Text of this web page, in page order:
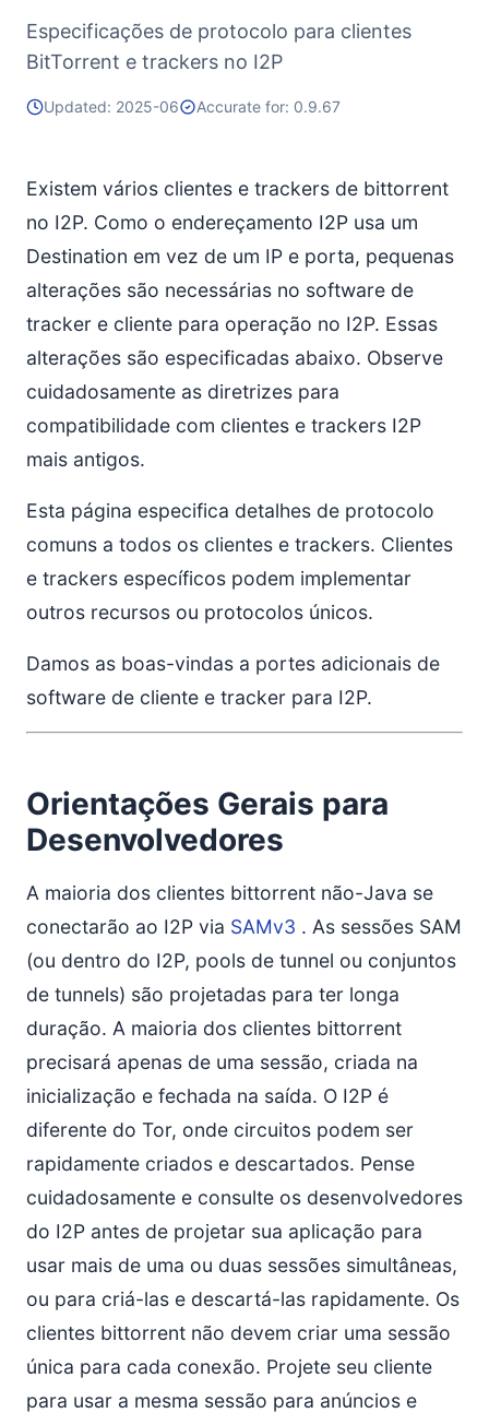
Especificações de protocolo para clientes
BitTorrent e trackers no I2P
Updated: 2025-06 Accurate for: 0.9.67
Existem vários clientes e trackers de bittorrent
no I2P. Como o endereçamento I2P usa um
Destination em vez de um IP e porta, pequenas
alterações são necessárias no software de
tracker e cliente para operação no I2P. Essas
alterações são especificadas abaixo. Observe
cuidadosamente as diretrizes para
compatibilidade com clientes e trackers I2P
mais antigos.
Esta página especifica detalhes de protocolo
comuns a todos os clientes e trackers. Clientes
e trackers específicos podem implementar
outros recursos ou protocolos únicos.
Damos as boas-vindas a portes adicionais de
software de cliente e tracker para I2P.
Orientações Gerais para
Desenvolvedores
A maioria dos clientes bittorrent não-Java se
conectarão ao I2P via SAMv3 . As sessões SAM
(ou dentro do I2P, pools de tunnel ou conjuntos
de tunnels) são projetadas para ter longa
duração. A maioria dos clientes bittorrent
precisará apenas de uma sessão, criada na
inicialização e fechada na saída. O I2P é
diferente do Tor, onde circuitos podem ser
rapidamente criados e descartados. Pense
cuidadosamente e consulte os desenvolvedores
do I2P antes de projetar sua aplicação para
usar mais de uma ou duas sessões simultâneas,
ou para criá-las e descartá-las rapidamente. Os
clientes bittorrent não devem criar uma sessão
única para cada conexão. Projete seu cliente
para usar a mesma sessão para anúncios e